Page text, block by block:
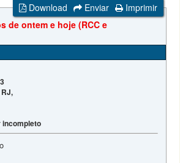
Download Enviar
Imprimir
de ontem e hoje (RCC e
incompleto